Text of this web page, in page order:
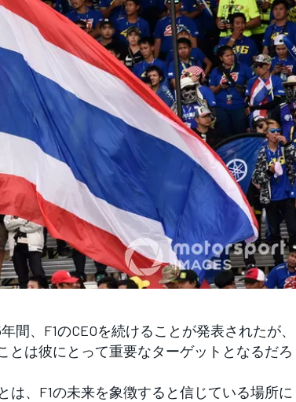
、F1のCEOを続けることが発表されたが、
とは彼にとって重要なターゲットとなるだろ
は、F1の未来を象徴すると信じている場所に